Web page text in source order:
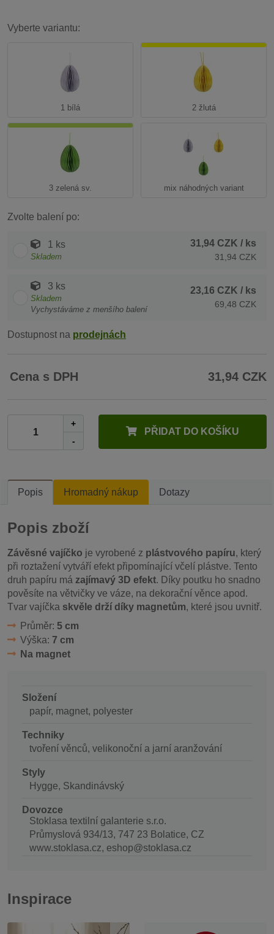
Vyberte variantu:
1 bílá 2 žlutá
3 zelená sv. mix náhodných variant
Zvolte balení po:
1 ks
Skladem
31,94 CZK / ks
31,94 CZK
3 ks
Skladem
Vychystáváme z menšího balení
23,16 CZK / ks
69,48 CZK
Dostupnost na prodejnách
Cena s DPH 31,94 CZK
+
-
PŘIDAT DO KOŠÍKU
Popis Hromadný nákup Dotazy
Popis zboží
Závěsné vajíčko je vyrobené z plástvového papíru, který
při roztažení vytváří efekt připomínající včelí plástve. Tento
druh papíru má zajímavý 3D efekt. Díky poutku ho snadno
pověsíte na větvičky ve váze, na dekorační věnce apod.
Tvar vajíčka skvěle drží díky magnetům, které jsou uvnitř.
Průměr: 5 cm
Výška: 7 cm
Na magnet
Složení
papír, magnet, polyester
Techniky
tvoření věnců, velikonoční a jarní aranžování
Styly
Hygge, Skandinávský
Dovozce
Stoklasa textilní galanterie s.r.o.
Průmyslová 934/13, 747 23 Bolatice, CZ
www.stoklasa.cz, eshop@stoklasa.cz
Inspirace